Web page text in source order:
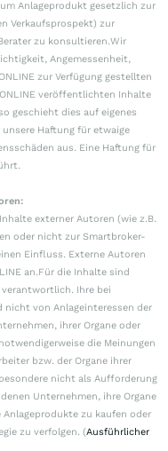
Anlageprodukt gesetzlich zur
Verkaufsprospekt) zur
zu konsultieren.Wir
Angemessenheit,
zur Verfügung gestellten
veröffentlichten Inhalte
geschieht dies auf eigenes
Haftung für etwaige
aus. Eine Haftung für
externer Autoren (wie z.B.
oder nicht zur Smartbroker-
Einfluss. Externe Autoren
an.Für die Inhalte sind
Ihre bei
von Anlageinteressen der
ihrer Organe oder
die Meinungen
bzw. der Organe ihrer
nicht als Aufforderung
Unternehmen, ihre Organe
zu kaufen oder
zu verfolgen. (Ausführlicher